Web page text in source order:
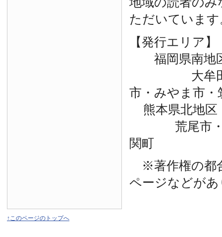
ただいています
【発行エリア】
福岡県南地
大牟田市
市・みやま市・
熊本県北地区
荒尾市・玉
関町
※著作権の都
ページなどが
↑このページのトップへ